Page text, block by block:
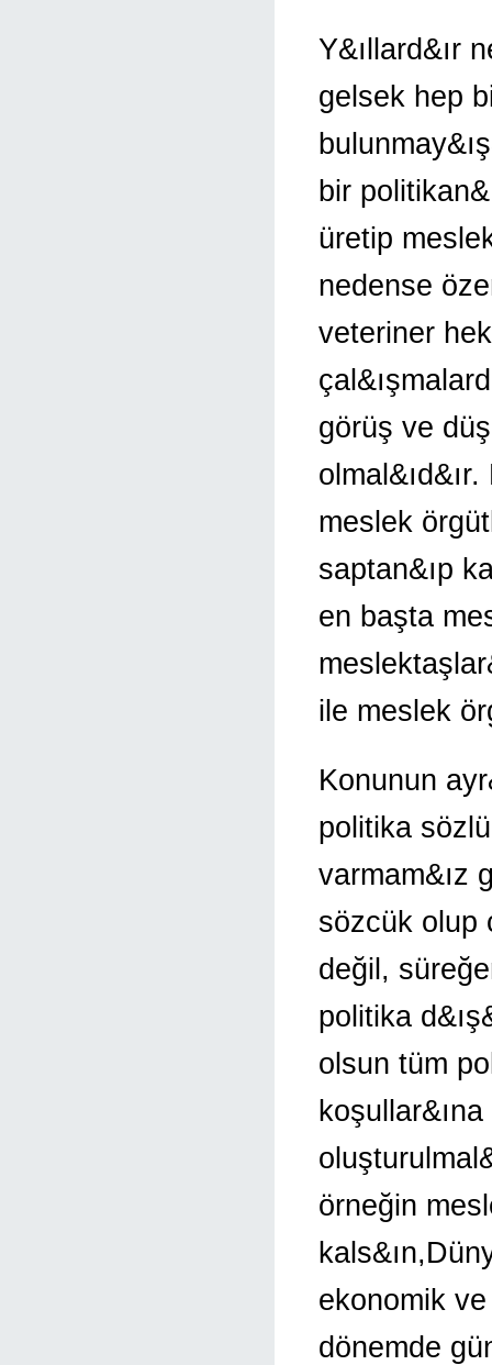
Y&ıllard&ır
gelsek hep
bir
üretip
nedense
veteriner
görüş ve
meslek
saptan&ıp
en başta
ile meslek
Konunun
politika
varmam&ız
sözcük olup
değil,
politika
olsun tüm
örneğin
ekonomik
dönemde